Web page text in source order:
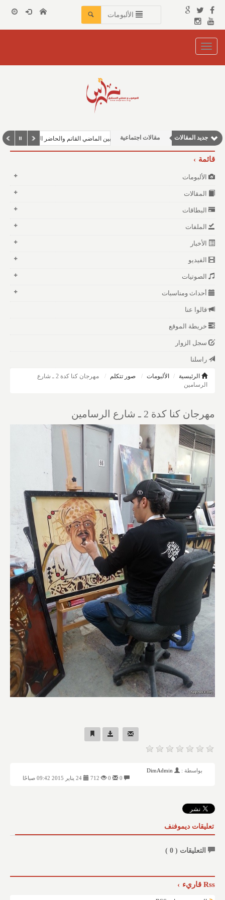
الألبومات
Toggle
navigation
جديد المقالات مقالات اجتماعية
وطنية
من الألم إلى الأمل: قصة حصوات الكلى بين الماضي القاتم والحاضر المشرق
قائمة
الألبومات
المقالات
البطاقات
الملفات
الأخبار
الفيديو
الصوتيات
أحداث ومناسبات
قالوا عنا
خريطة الموقع
سجل الزوار
راسلنا
الرئيسية الألبومات صور تتكلم
مهرجان كنا كدة 2 ـ شارع
الرسامين
مهرجان كنا كدة 2 ـ شارع الرسامين
بواسطة :
DimAdmin
712
تعليقات ديموفنف
التعليقات ( 0
)
Rss قاريء